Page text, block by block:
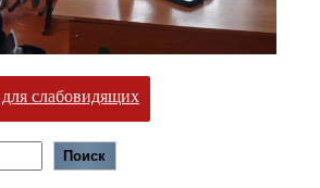
слабовидящих
Поиск